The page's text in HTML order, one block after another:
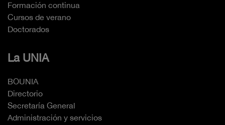
Formación continua
Cursos de verano
Doctorados
La UNIA
BOUNIA
Directorio
Secretaría General
Administración y servicios